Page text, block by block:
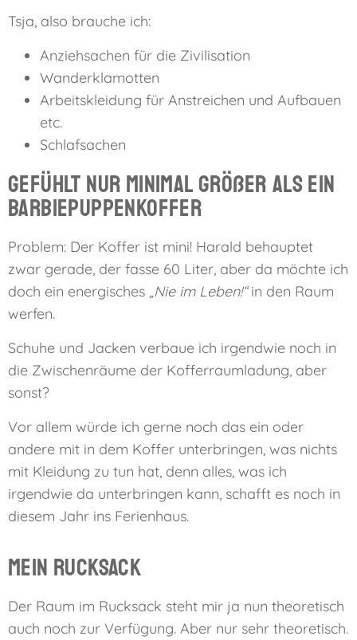
Tsja, also brauche ich:
Anziehsachen für die Zivilisation
Wanderklamotten
Arbeitskleidung für Anstreichen und Aufbauen
etc.
Schlafsachen
Gefühlt nur minimal größer als ein
Barbiepuppenkoffer
Problem: Der Koffer ist mini! Harald behauptet
zwar gerade, der fasse 60 Liter, aber da möchte ich
doch ein energisches „Nie im Leben!“in den Raum
werfen.
Schuhe und Jacken verbaue ich irgendwie noch in
die Zwischenräume der Kofferraumladung, aber
sonst?
Vor allem würde ich gerne noch das ein oder
andere mit in dem Koffer unterbringen, was nichts
mit Kleidung zu tun hat, denn alles, was ich
irgendwie da unterbringen kann, schafft es noch in
diesem Jahr ins Ferienhaus.
Mein Rucksack
Der Raum im Rucksack steht mir ja nun theoretisch
auch noch zur Verfügung. Aber nur sehr theoretisch.